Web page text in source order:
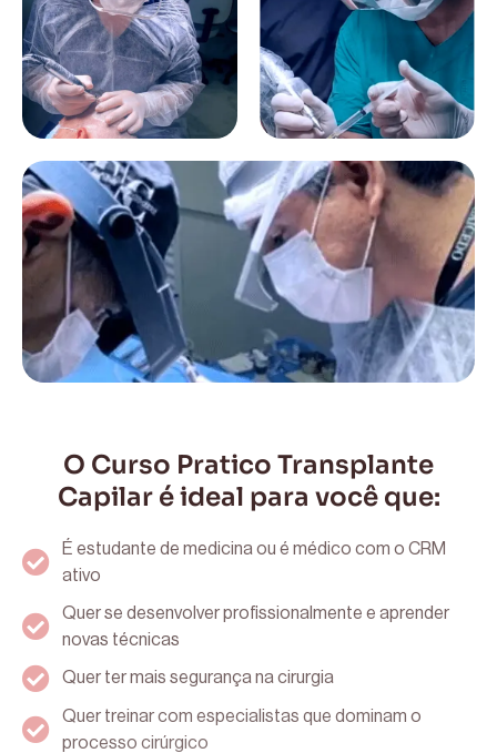
O Curso Pratico Transplante
Capilar é ideal para você que:
É estudante de medicina ou é médico com o CRM
ativo
Quer se desenvolver profissionalmente e aprender
novas técnicas
Quer ter mais segurança na cirurgia
Quer treinar com especialistas que dominam o
processo cirúrgico